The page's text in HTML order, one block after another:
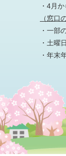
・4月
（窓口
・一部
・土曜
・年末